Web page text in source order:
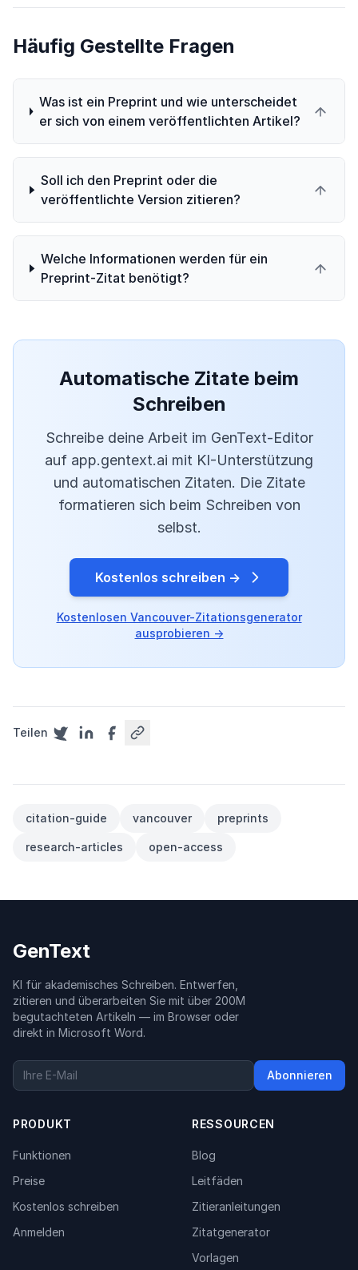
Häufig Gestellte Fragen
Was ist ein Preprint und wie unterscheidet
er sich von einem veröffentlichten Artikel?
Soll ich den Preprint oder die
veröffentlichte Version zitieren?
Welche Informationen werden für ein
Preprint-Zitat benötigt?
Automatische Zitate beim
Schreiben
Schreibe deine Arbeit im GenText-Editor
auf app.gentext.ai mit KI-Unterstützung
und automatischen Zitaten. Die Zitate
formatieren sich beim Schreiben von
selbst.
Kostenlos schreiben →
Kostenlosen Vancouver-Zitationsgenerator
ausprobieren →
Teilen
citation-guide vancouver preprints
research-articles open-access
GenText
KI für akademisches Schreiben. Entwerfen,
zitieren und überarbeiten Sie mit über 200M
begutachteten Artikeln — im Browser oder
direkt in Microsoft Word.
Abonnieren
PRODUKT
Funktionen
Preise
Kostenlos schreiben
Anmelden
RESSOURCEN
Blog
Leitfäden
Zitieranleitungen
Zitatgenerator
Vorlagen